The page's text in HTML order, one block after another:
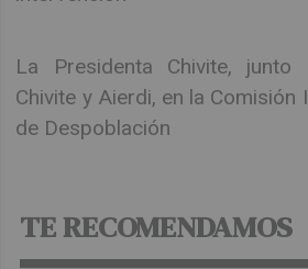
La Presidenta Chivite,
Chivite y Aierdi, en la Comisión
de Despoblación
TE RECOMENDAMOS